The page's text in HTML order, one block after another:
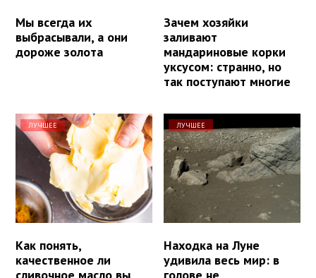
Мы всегда их
выбрасывали, а они
дороже золота
Зачем хозяйки
заливают
мандариновые корки
уксусом: странно, но
так поступают многие
ЛУЧШЕЕ
Как понять,
качественное ли
сливочное масло вы
ЛУЧШЕЕ
Находка на Луне
удивила весь мир: в
голове не